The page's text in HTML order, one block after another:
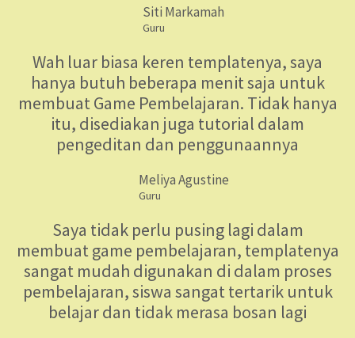
Siti Markamah
Guru
Wah luar biasa keren templatenya, saya
hanya butuh beberapa menit saja untuk
membuat Game Pembelajaran. Tidak hanya
itu, disediakan juga tutorial dalam
pengeditan dan penggunaannya
Meliya Agustine
Guru
Saya tidak perlu pusing lagi dalam
membuat game pembelajaran, templatenya
sangat mudah digunakan di dalam proses
pembelajaran, siswa sangat tertarik untuk
belajar dan tidak merasa bosan lagi